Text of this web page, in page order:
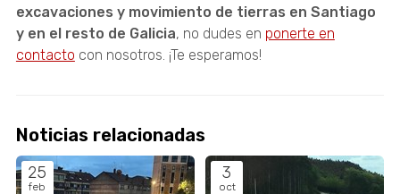
excavaciones y movimiento de tierras en Santiago
y en el resto de Galicia, no dudes en ponerte en
contacto con nosotros. ¡Te esperamos!
Noticias relacionadas
25
feb
3
oct